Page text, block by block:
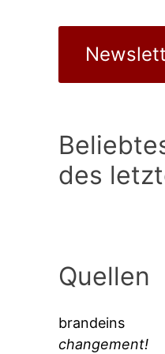
des
Quellen
brandeins
changement!